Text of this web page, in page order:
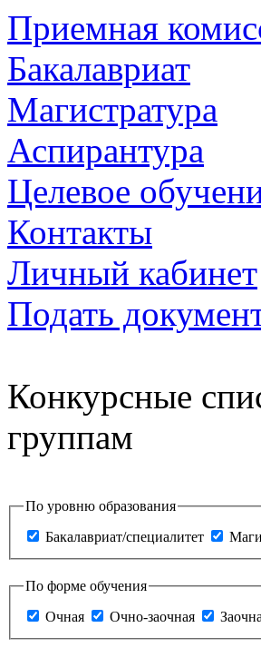
Приемная
Бакалавриат
Магистратура
Аспирантура
Целевое
Контакты
Личный кабинет
Подать
Конкурсные
группам
По уровню образования
Бакалавриат/специалитет
По форме обучения
Очная
Очно-заочная